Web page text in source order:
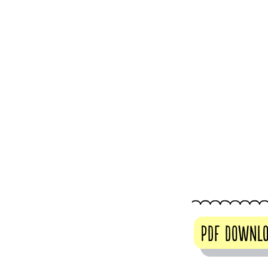
PDF